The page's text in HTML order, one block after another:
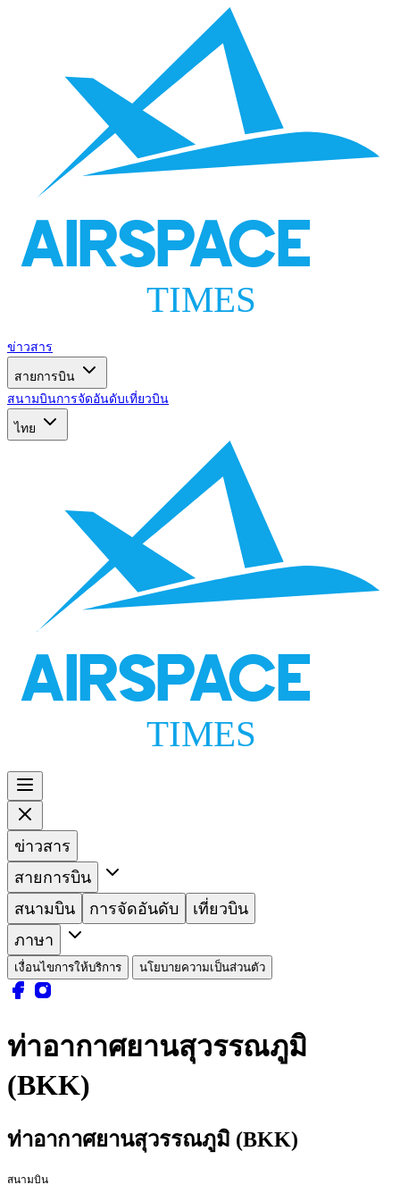
AIRSPACE
TIMES
ข่าวสาร
สายการบิน
สนามบินการจัดอันดับเที่ยวบิน
ไทย
AIRSPACE
TIMES
ข่าวสาร
สายการบิน
สนามบิน
การจัดอันดับ
เที่ยวบิน
ภาษา
เงื่อนไขการให้บริการ นโยบายความเป็นส่วนตัว
ท่าอากาศยานสุวรรณภูมิ
(BKK)
ท่าอากาศยานสุวรรณภูมิ (BKK)
สนามบิน